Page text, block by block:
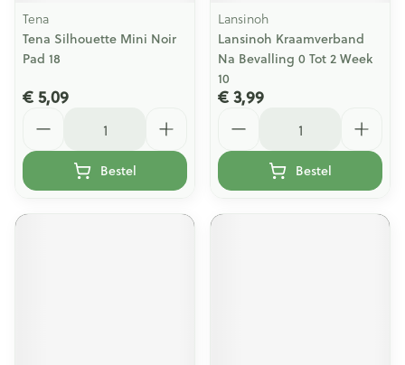
Tena
Tena Silhouette Mini Noir
Pad 18
€ 5,09
Bestel
Lansinoh
Lansinoh Kraamverband
Na Bevalling 0 Tot 2 Week
10
€ 3,99
Bestel